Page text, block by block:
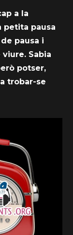
a la
petita pausa
pausa i
Sabia
potser,
trobar-se